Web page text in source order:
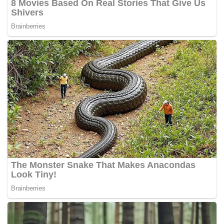
serta pembangunan di Tok Bali.
“Begitu juga dengan isu gangguan bekalan air yang
mana permohonan dibuat untuk pembinaan Takungan
Air Pinggiran Sungai (TAPS) di Mukim Joh, Machang
dekat sini bagi mengatasi masalah gangguan bekalan
air,”katanya. – BH Online
Tags: BERSATU Kelantan PAS PRU-15 UMNO